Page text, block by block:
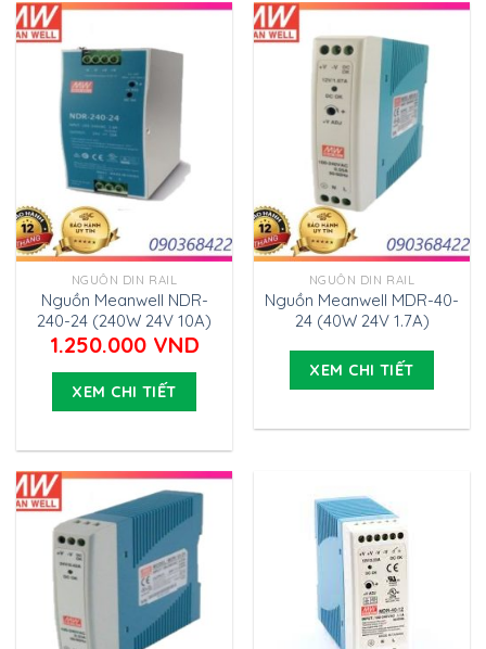
NGUỒN DIN RAIL
Nguồn Meanwell NDR-
240-24 (240W 24V 10A)
1.250.000 VND
XEM CHI TIẾT
NGUỒN DIN RAIL
Nguồn Meanwell MDR-40-
24 (40W 24V 1.7A)
XEM CHI TIẾT